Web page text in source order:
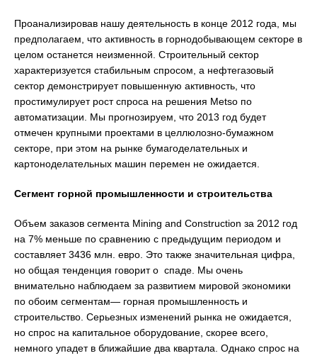
Проанализировав нашу деятельность в конце 2012 года, мы
предполагаем, что активность в горнодобывающем секторе в
целом останется неизменной. Строительный сектор
характеризуется стабильным спросом, а нефтегазовый
сектор демонстрирует повышенную активность, что
простимулирует рост спроса на решения Metso по
автоматизации. Мы прогнозируем, что 2013 год будет
отмечен крупными проектами в целлюлозно-бумажном
секторе, при этом на рынке бумагоделательных и
картоноделательных машин перемен не ожидается.
Сегмент горной промышленности и строительства
Объем заказов сегмента Mining and Construction за 2012 год
на 7% меньше по сравнению с предыдущим периодом и
составляет 3436 млн. евро. Это также значительная цифра,
но общая тенденция говорит о спаде. Мы очень
внимательно наблюдаем за развитием мировой экономики
по обоим сегментам— горная промышленность и
строительство. Серьезных изменений рынка не ожидается,
но спрос на капитальное оборудование, скорее всего,
немного упадет в ближайшие два квартала. Однако спрос на